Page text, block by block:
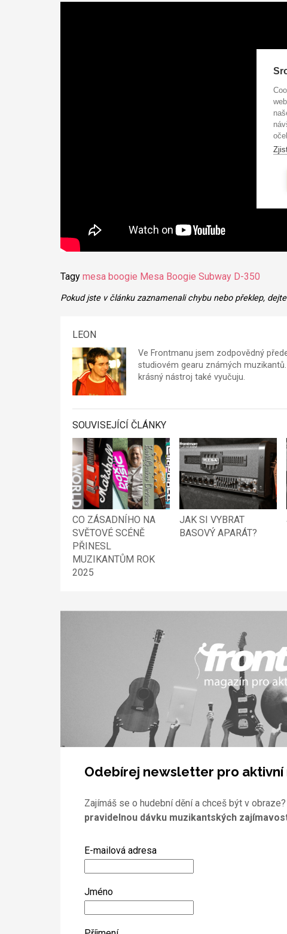
Tagy mesa boogie Mesa Boogie Subway D-350
Pokud jste v článku zaznamenali chybu nebo překlep,
LEON
Ve Frontmanu jsem zodpovědný
studiovém gearu známých
krásný nástroj také vyučuju.
SOUVISEJÍCÍ ČLÁNKY
CO ZÁSADNÍHO NA
SVĚTOVÉ SCÉNĚ
PŘINESL
MUZIKANTŮM ROK
2025
JAK SI VYBRAT
BASOVÝ APARÁT?
Odebírej newsletter pro aktivní
Zajímáš se o hudební dění a chceš být v
pravidelnou dávku muzikantských
E-mailová adresa
Jméno